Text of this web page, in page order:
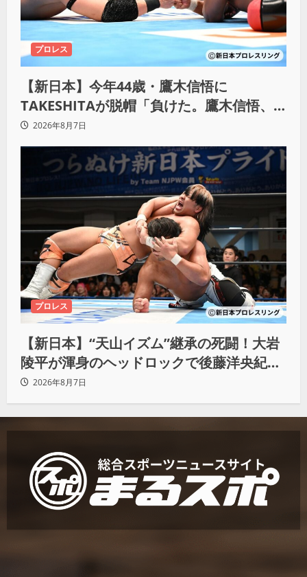
プロレス
【新日本】今年44歳・鷹木信悟に
TAKESHITAが脱帽「負けた。鷹木信悟、
強いわ！」
2026年8月7日
プロレス
【新日本】“天山イズム”継承の死闘！大岩
陵平が渾身のヘッドロックで後藤洋央紀か
らタップ奪取 執念の「リベンジ＆4勝目」
2026年8月7日